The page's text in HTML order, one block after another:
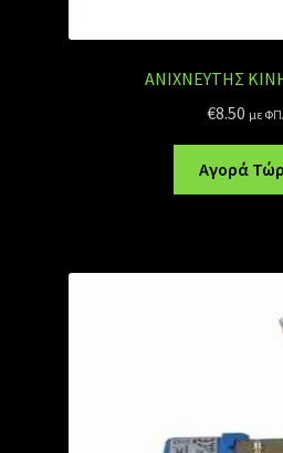
ΑΝΙΧΝΕΥΤΗΣ
€8.50 με
Αγορά